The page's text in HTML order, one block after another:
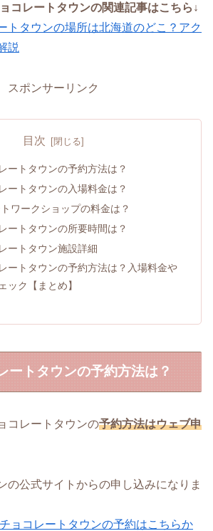
コレートタウンの関連記事はこちら↓
トタウンの場所は北海道のどこ？アク
説
スポンサーリンク
目次
ートタウンの予約方法は？
ートタウンの入場料金は？
ワークショップの料金は？
ートタウンの所要時間は？
ートタウン施設詳細
ートタウンの予約方法は？入場料金や
ック【まとめ】
ートタウンの予約方法は？
コレートタウンの予約方法はウェブ申
の公式サイトからの申し込みになりま
ョコレートタウンの予約はこちらか